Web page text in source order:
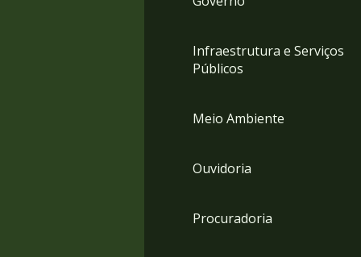
Infraestrutura e Serviços
Públicos
Meio Ambiente
Ouvidoria
Procuradoria